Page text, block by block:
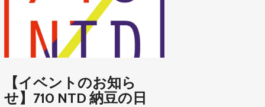
【イベントのお知ら
せ】710 NTD 納豆の日